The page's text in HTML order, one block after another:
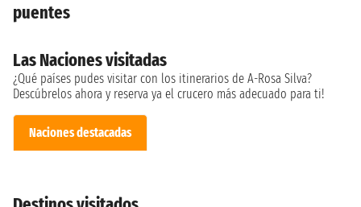
puentes
Las Naciones visitadas
¿Qué países pudes visitar con los itinerarios de A-Rosa Silva?
Descúbrelos ahora y reserva ya el crucero más adecuado para ti!
Naciones destacadas